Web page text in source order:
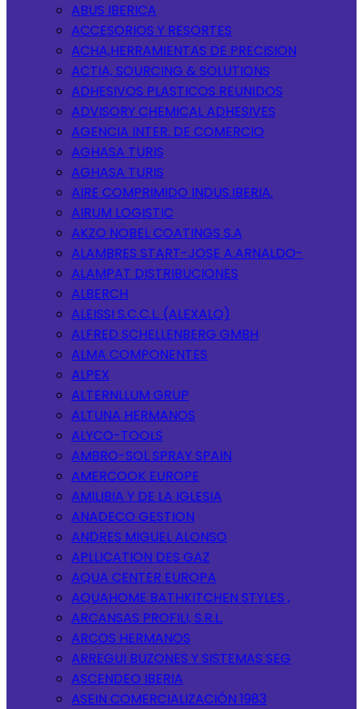
ABUS IBERICA
ACCESORIOS Y RESORTES
ACHA,HERRAMIENTAS DE PRECISION
ACTIA, SOURCING & SOLUTIONS
ADHESIVOS PLASTICOS REUNIDOS
ADVISORY CHEMICAL ADHESIVES
AGENCIA INTER. DE COMERCIO
AGHASA TURIS
AGHASA TURIS
AIRE COMPRIMIDO INDUS.IBERIA.
AIRUM LOGISTIC
AKZO NOBEL COATINGS S.A
ALAMBRES START-JOSE A.ARNALDO-
ALAMPAT DISTRIBUCIONES
ALBERCH
ALEISSI S.C.C.L. (ALEXALO)
ALFRED SCHELLENBERG GMBH
ALMA COMPONENTES
ALPEX
ALTERNLLUM GRUP
ALTUNA HERMANOS
ALYCO-TOOLS
AMBRO-SOL SPRAY SPAIN
AMERCOOK EUROPE
AMILIBIA Y DE LA IGLESIA
ANADECO GESTION
ANDRES MIGUEL ALONSO
APLLICATION DES GAZ
AQUA CENTER EUROPA
AQUAHOME BATHKITCHEN STYLES ,
ARCANSAS PROFILI, S.R.L.
ARCOS HERMANOS
ARREGUI BUZONES Y SISTEMAS SEG
ASCENDEO IBERIA
ASEIN COMERCIALIZACIÓN 1983